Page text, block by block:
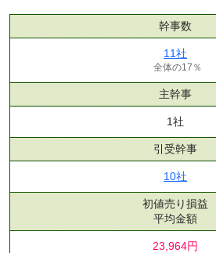
幹事数
11社
全体の17％
主幹事
1社
引受幹事
10社
初値売り損益
平均金額
23,964円